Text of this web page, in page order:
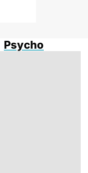
Psycho